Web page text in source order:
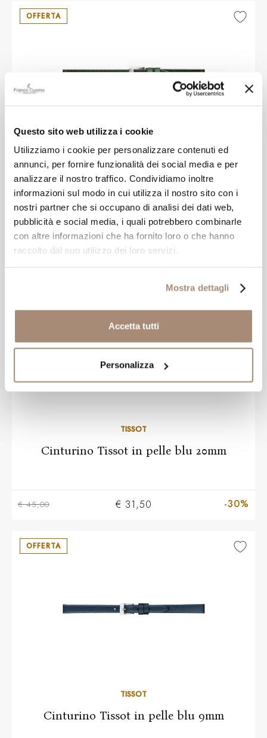
Questo sito web utilizza i cookie
Utilizziamo i cookie per personalizzare contenuti ed
annunci, per fornire funzionalità dei social media e per
analizzare il nostro traffico. Condividiamo inoltre
informazioni sul modo in cui utilizza il nostro sito con i
nostri partner che si occupano di analisi dei dati web,
pubblicità e social media, i quali potrebbero combinarle
con altre informazioni che ha fornito loro o che hanno
raccolto dal suo utilizzo dei loro servizi.
Mostra dettagli
Accetta tutti
Personalizza
OFFERTA
TISSOT
Cinturino Tissot in pelle Nero e Verde
22mm
€ 45,00 € 31,50 -30%
TISSOT
Cinturino Tissot in pelle blu 20mm
€ 45,00 € 31,50 -30%
OFFERTA
TISSOT
Cinturino Tissot in pelle blu 9mm